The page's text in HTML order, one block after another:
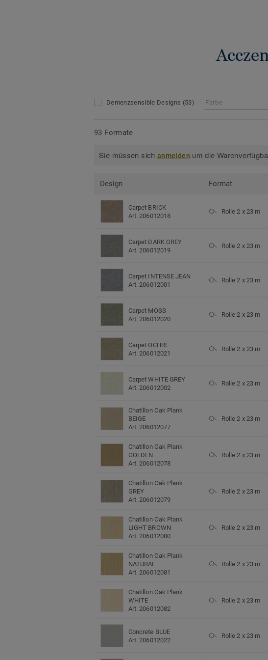
Demenzsensible Designs (53) Farbe
93 Formate
Sie müssen sichanmelden um die
Design Format
Carpet BRICK
Art. 206012018
Rolle 2 x 23 m
Carpet DARK GREY
Art. 206012019
Rolle 2 x 23 m
Carpet INTENSE JEAN
Art. 206012001
Rolle 2 x 23 m
Carpet MOSS
Art. 206012020
Rolle 2 x 23 m
Carpet OCHRE
Art. 206012021
Rolle 2 x 23 m
Carpet WHITE GREY
Art. 206012002
Rolle 2 x 23 m
Chatillon Oak Plank
BEIGE
Art. 206012077
Rolle 2 x 23 m
Chatillon Oak Plank
GOLDEN
Art. 206012078
Rolle 2 x 23 m
Chatillon Oak Plank
GREY
Art. 206012079
Rolle 2 x 23 m
Chatillon Oak Plank
LIGHT BROWN
Art. 206012080
Rolle 2 x 23 m
Chatillon Oak Plank
NATURAL
Art. 206012081
Rolle 2 x 23 m
Chatillon Oak Plank
WHITE
Art. 206012082
Rolle 2 x 23 m
Concrete BLUE
Art. 206012022
Rolle 2 x 23 m